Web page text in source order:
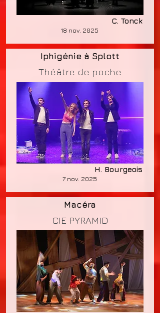
C. Tonck
18 nov. 2025
Iphigénie à Splott
Théâtre de poche
H. Bourgeois
7 nov. 2025
Macéra
CIE PYRAMID